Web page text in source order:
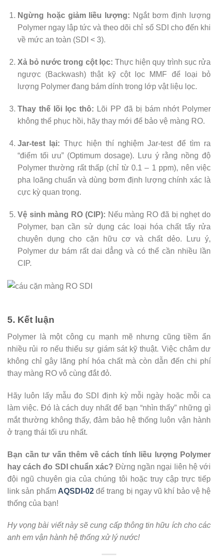
Ngừng hoặc giảm liều lượng: Ngắt bơm định lượng
Polymer ngay lập tức và theo dõi chỉ số SDI cho đến khi
về mức an toàn (SDI < 3).
Xả bỏ nước trong cột lọc: Thực hiện quy trình sục rửa
ngược (Backwash) thật kỹ cột lọc MMF để loại bỏ
lượng Polymer đang bám dính trong lớp vật liệu lọc.
Thay thế lõi lọc thô: Lõi PP đã bị bám nhớt Polymer
không thể phục hồi, hãy thay mới để bảo vệ màng RO.
Jar-test lại: Thực hiện thí nghiệm Jar-test để tìm ra
“điểm tối ưu” (Optimum dosage). Lưu ý rằng nồng độ
Polymer thường rất thấp (chỉ từ 0.1 – 1 ppm), nên việc
pha loãng chuẩn và dùng bơm định lượng chính xác là
cực kỳ quan trọng.
Vệ sinh màng RO (CIP): Nếu màng RO đã bị nghẹt do
Polymer, bạn cần sử dụng các loại hóa chất tẩy rửa
chuyên dụng cho cặn hữu cơ và chất dẻo. Lưu ý,
Polymer dư bám rất dai dẳng và có thể cần nhiều lần
CIP.
5. Kết luận
Polymer là một công cụ mạnh mẽ nhưng cũng tiềm ẩn
nhiều rủi ro nếu thiếu sự giám sát kỹ thuật. Việc châm dư
không chỉ gây lãng phí hóa chất mà còn dẫn đến chi phí
thay màng RO vô cùng đắt đỏ.
Hãy luôn lấy mẫu đo SDI định kỳ mỗi ngày hoặc mỗi ca
làm việc. Đó là cách duy nhất để bạn “nhìn thấy” những gì
mắt thường không thấy, đảm bảo hệ thống luôn vận hành
ở trạng thái tối ưu nhất.
Bạn cần tư vấn thêm về cách tính liều lượng Polymer
hay cách đo SDI chuẩn xác? Đừng ngần ngại liên hệ với
đội ngũ chuyên gia của chúng tôi hoặc truy cập trực tiếp
link sản phẩm AQSDI-02để trang bị ngay vũ khí bảo vệ hệ
thống của bạn!
Hy vọng bài viết này sẽ cung cấp thông tin hữu ích cho các
anh em vận hành hệ thống xử lý nước!